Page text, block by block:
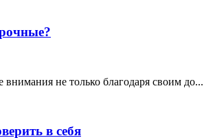
не только благодаря своим до...
в себя